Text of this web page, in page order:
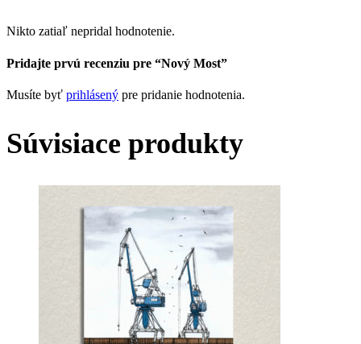
Nikto zatiaľ nepridal hodnotenie.
Pridajte prvú recenziu pre “Nový Most”
Musíte byť prihlásený pre pridanie hodnotenia.
Súvisiace produkty